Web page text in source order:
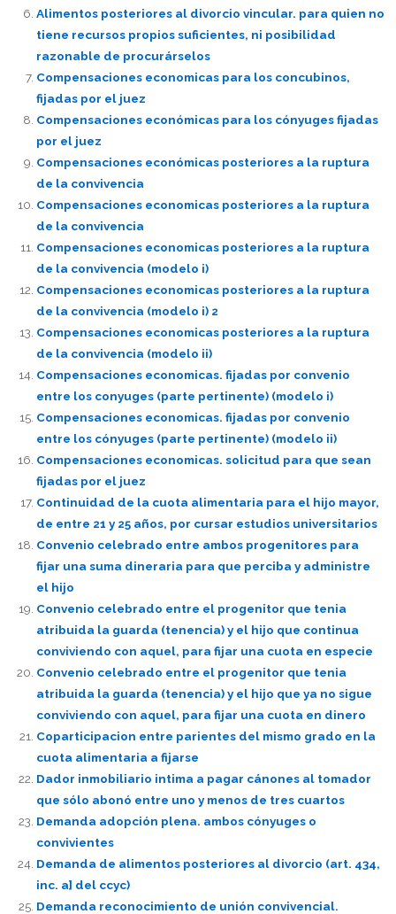
Alimentos posteriores al divorcio vincular. para quien no
tiene recursos propios suficientes, ni posibilidad
razonable de procurárselos
Compensaciones economicas para los concubinos,
fijadas por el juez
Compensaciones económicas para los cónyuges fijadas
por el juez
Compensaciones económicas posteriores a la ruptura
de la convivencia
Compensaciones economicas posteriores a la ruptura
de la convivencia
Compensaciones economicas posteriores a la ruptura
de la convivencia (modelo i)
Compensaciones economicas posteriores a la ruptura
de la convivencia (modelo i) 2
Compensaciones economicas posteriores a la ruptura
de la convivencia (modelo ii)
Compensaciones economicas. fijadas por convenio
entre los conyuges (parte pertinente) (modelo i)
Compensaciones economicas. fijadas por convenio
entre los cónyuges (parte pertinente) (modelo ii)
Compensaciones economicas. solicitud para que sean
fijadas por el juez
Continuidad de la cuota alimentaria para el hijo mayor,
de entre 21 y 25 años, por cursar estudios universitarios
Convenio celebrado entre ambos progenitores para
fijar una suma dineraria para que perciba y administre
el hijo
Convenio celebrado entre el progenitor que tenia
atribuida la guarda (tenencia) y el hijo que continua
conviviendo con aquel, para fijar una cuota en especie
Convenio celebrado entre el progenitor que tenia
atribuida la guarda (tenencia) y el hijo que ya no sigue
conviviendo con aquel, para fijar una cuota en dinero
Coparticipacion entre parientes del mismo grado en la
cuota alimentaria a fijarse
Dador inmobiliario intima a pagar cánones al tomador
que sólo abonó entre uno y menos de tres cuartos
Demanda adopción plena. ambos cónyuges o
convivientes
Demanda de alimentos posteriores al divorcio (art. 434,
inc. a] del ccyc)
Demanda reconocimiento de unión convivencial.